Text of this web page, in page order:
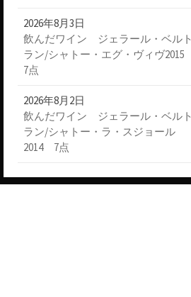
2026年8月3日
飲んだワイン ジェラール・ベルト
ラン/シャトー・エグ・ヴィヴ2015
7点
2026年8月2日
飲んだワイン ジェラール・ベルト
ラン/シャトー・ラ・スジョール
2014 7点